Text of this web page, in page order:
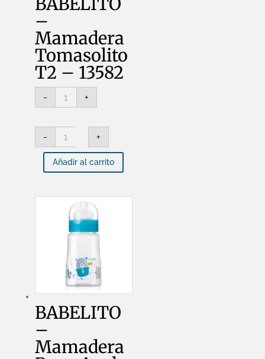
–
Mamadera
Tomasolito
T2 – 13582
-
BABELITO
Mamadera
13582
cantidad
+
-
BABELITO
Mamadera
Tomasolito
T2
-
+
Añadir al carrito
BABELITO
–
Mamadera